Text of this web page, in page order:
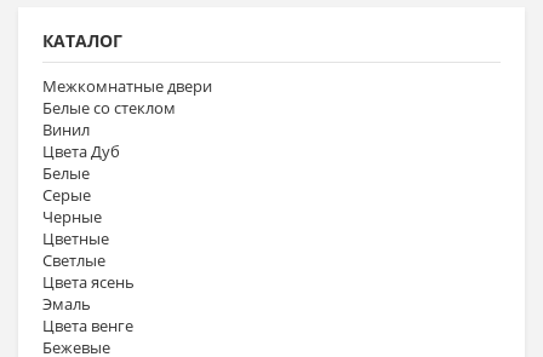
КАТАЛОГ
Межкомнатные двери
Белые со стеклом
Винил
Цвета Дуб
Белые
Серые
Черные
Цветные
Светлые
Цвета ясень
Эмаль
Цвета венге
Бежевые